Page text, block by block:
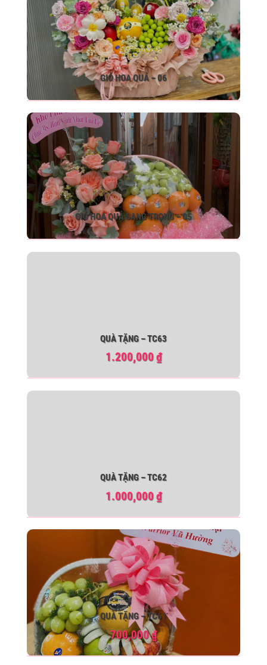
GIỎ HOA QUẢ – 06
GIỎ HOA QUẢ SANG TRỌNG – 05
QUÀ TẶNG – TC63
1.200,000₫
QUÀ TẶNG – TC62
1.000,000₫
QUÀ TẶNG – TC61
700,000₫